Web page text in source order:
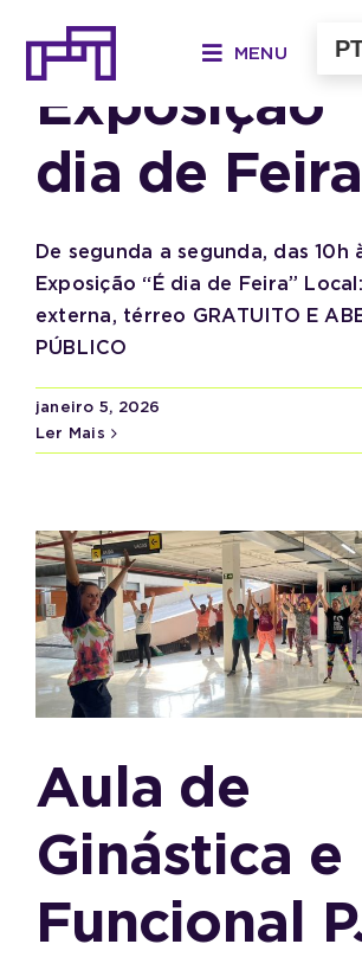
para
conteúdo
MENU
Exposição
dia de
De segunda a segunda, das 10h
Exposição “É dia de Feira”
externa, térreo GRATUITO E
PÚBLICO
janeiro 5, 2026
Ler Mais
Aula de
Ginástica e
Funcional